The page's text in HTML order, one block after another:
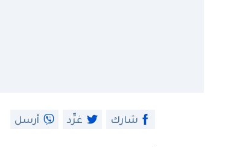
شارك غرِّد أرسل